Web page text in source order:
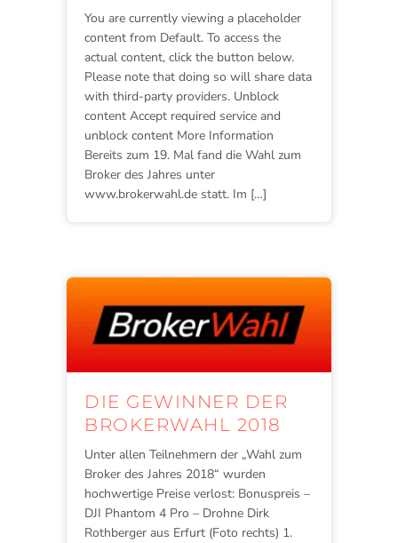
You are currently viewing a placeholder
content from Default. To access the
actual content, click the button below.
Please note that doing so will share data
with third-party providers. Unblock
content Accept required service and
unblock content More Information
Bereits zum 19. Mal fand die Wahl zum
Broker des Jahres unter
www.brokerwahl.de statt. Im […]
DIE GEWINNER DER
BROKERWAHL 2018
Unter allen Teilnehmern der „Wahl zum
Broker des Jahres 2018“ wurden
hochwertige Preise verlost: Bonuspreis –
DJI Phantom 4 Pro – Drohne Dirk
Rothberger aus Erfurt (Foto rechts) 1.